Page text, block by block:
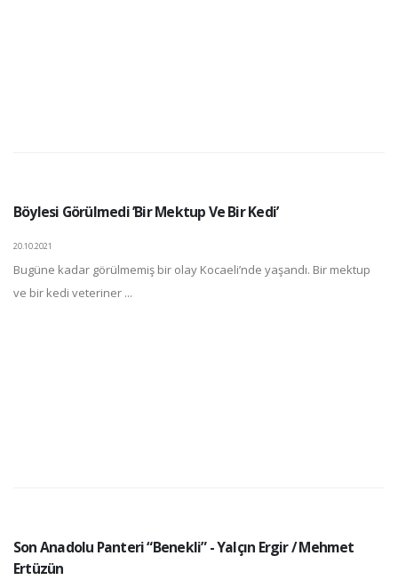
Böylesi Görülmedi ’Bir Mektup Ve Bir Kedi’
20.10.2021
Bugüne kadar görülmemiş bir olay Kocaeli’nde yaşandı. Bir mektup
ve bir kedi veteriner ...
Son Anadolu Panteri “Benekli” - Yalçın Ergir / Mehmet
Ertüzün